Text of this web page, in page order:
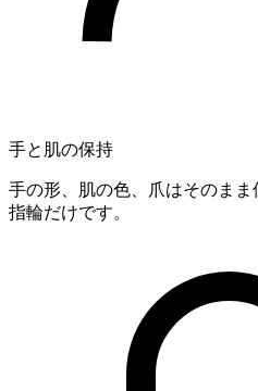
手と肌の保持
手の形、肌の色、爪はそのま
指輪だけです。